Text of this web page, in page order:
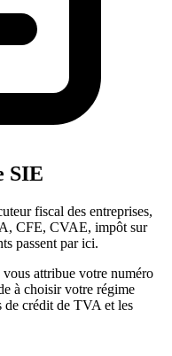
SIE
fiscal des entreprises,
CFE, CVAE, impôt sur
passent par ici.
vous attribue votre numéro
à choisir votre régime
de crédit de TVA et les